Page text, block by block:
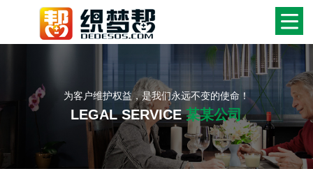
为客户维护权益，是我们永远不变的使命！
LEGAL SERVICE某某公司